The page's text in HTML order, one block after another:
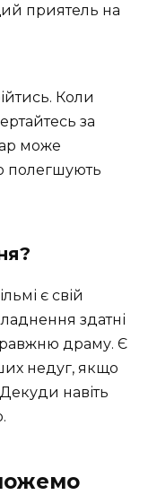
приятель на
Коли
за
може
полегшують
є свій
здатні
драму. Є
недуг, якщо
навіть